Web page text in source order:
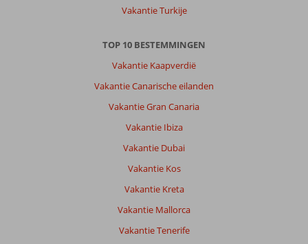
Vakantie Turkije
TOP 10 BESTEMMINGEN
Vakantie Kaapverdië
Vakantie Canarische eilanden
Vakantie Gran Canaria
Vakantie Ibiza
Vakantie Dubai
Vakantie Kos
Vakantie Kreta
Vakantie Mallorca
Vakantie Tenerife